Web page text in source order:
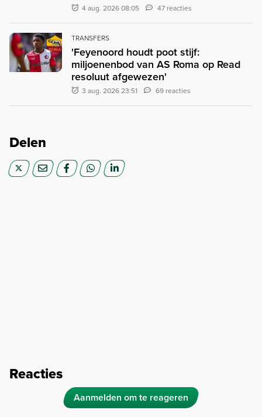
4 aug. 2026 08:05 47 reacties
TRANSFERS
'Feyenoord houdt poot stijf:
miljoenenbod van AS Roma op Read
resoluut afgewezen'
3 aug. 2026 23:51 69 reacties
Delen
Reacties
Aanmelden om te reageren